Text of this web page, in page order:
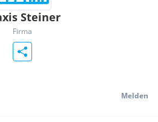
Steiner
Firma
Melden